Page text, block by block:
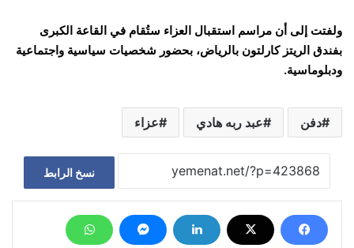
ولفتت إلى أن مراسم استقبال العزاء ستُقام في القاعة الكبرى
بفندق الريتز كارلتون بالرياض، بحضور شخصيات سياسية واجتماعية
ودبلوماسية.
دفن عبد ربه هادي عزاء
نسخ الرابط